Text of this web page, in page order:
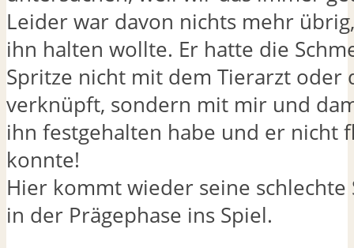
Leider war davon nichts mehr
ihn halten wollte. Er hatte die
Spritze nicht mit dem Tierarzt oder
verknüpft, sondern mit mir und
ihn festgehalten habe und er nicht
konnte!
Hier kommt wieder seine schlechte
in der Prägephase ins Spiel.